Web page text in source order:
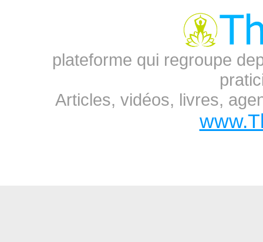
plateforme qui regroupe
Articles, vidéos, livres,